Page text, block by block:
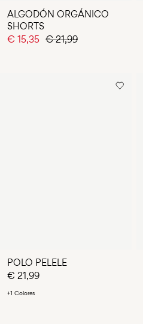
ALGODÓN ORGÁNICO
SHORTS
€ 15,35 € 21,99
POLO PELELE
€ 21,99
+1 Colores